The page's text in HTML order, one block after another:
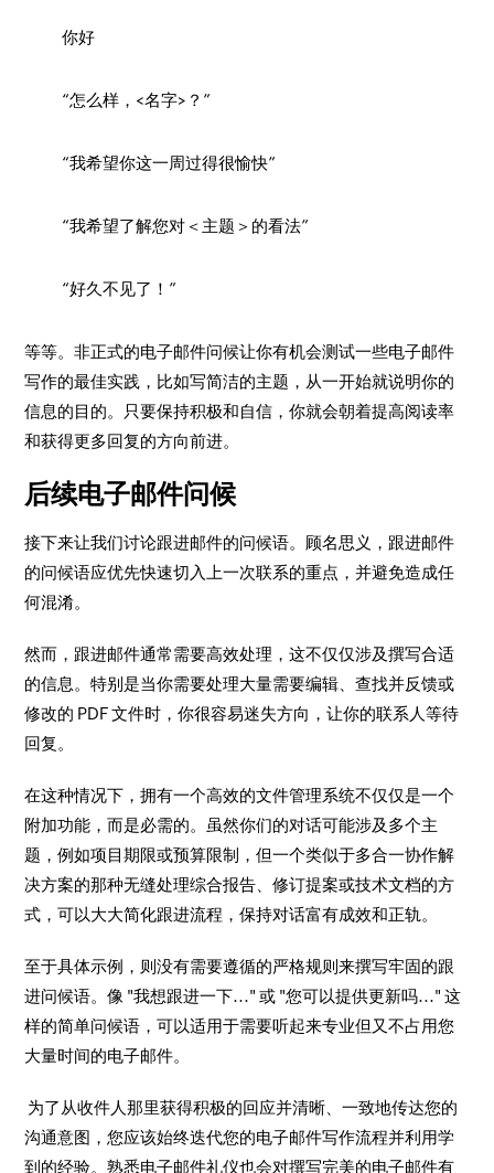
你好
“怎么样，<名字>？”
“我希望你这一周过得很愉快”
“我希望了解您对＜主题＞的看法”
“好久不见了！”
等等。非正式的电子邮件问候让你有机会测试一些电子邮件
写作的最佳实践，比如写简洁的主题，从一开始就说明你的
信息的目的。只要保持积极和自信，你就会朝着提高阅读率
和获得更多回复的方向前进。
后续电子邮件问候
接下来让我们讨论跟进邮件的问候语。顾名思义，跟进邮件
的问候语应优先快速切入上一次联系的重点，并避免造成任
何混淆。
然而，跟进邮件通常需要高效处理，这不仅仅涉及撰写合适
的信息。特别是当你需要处理大量需要编辑、查找并反馈或
修改的 PDF 文件时，你很容易迷失方向，让你的联系人等待
回复。
在这种情况下，拥有一个高效的文件管理系统不仅仅是一个
附加功能，而是必需的。虽然你们的对话可能涉及多个主
题，例如项目期限或预算限制，但一个类似于多合一协作解
决方案的那种无缝处理综合报告、修订提案或技术文档的方
式，可以大大简化跟进流程，保持对话富有成效和正轨。
至于具体示例，则没有需要遵循的严格规则来撰写牢固的跟
进问候语。像 "我想跟进一下..." 或 "您可以提供更新吗..." 这
样的简单问候语，可以适用于需要听起来专业但又不占用您
大量时间的电子邮件。
为了从收件人那里获得积极的回应并清晰、一致地传达您的
沟通意图，您应该始终迭代您的电子邮件写作流程并利用学
到的经验。熟悉电子邮件礼仪也会对撰写完美的电子邮件有